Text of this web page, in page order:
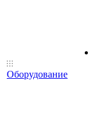
Оборудование